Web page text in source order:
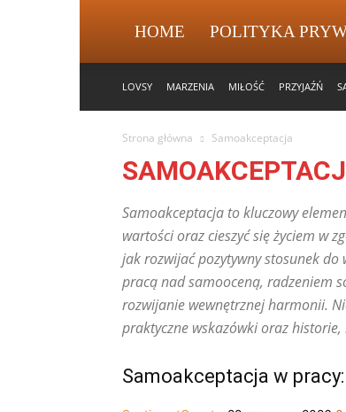
HOME POLITYKA
LOVSY MARZENIA MIŁOŚĆ PRZYJAŹŃ
Strona główna Samoakceptacja
Samoakceptacja to kluczowy
wartości oraz cieszyć się życiem w
jak rozwijać pozytywny stosunek do
pracą nad samooceną, radzeniem
rozwijanie wewnętrznej harmonii.
praktyczne wskazówki oraz
Samoakceptacja w